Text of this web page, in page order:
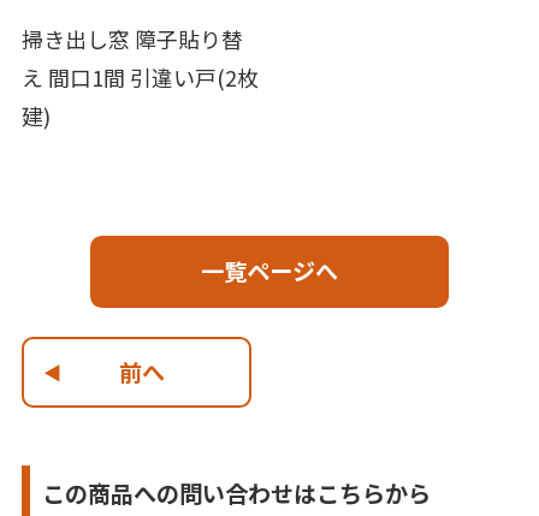
掃き出し窓 障子貼り替
え 間口1間 引違い戸(2枚
建)
前へ
一覧ページへ
この商品への問い合わせはこちらから